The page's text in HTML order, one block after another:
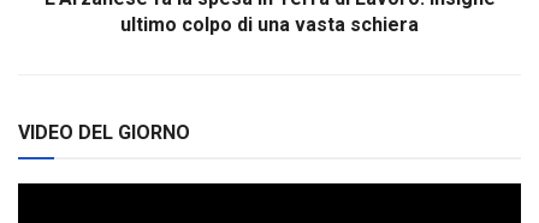
ultimo colpo di una vasta schiera
VIDEO DEL GIORNO